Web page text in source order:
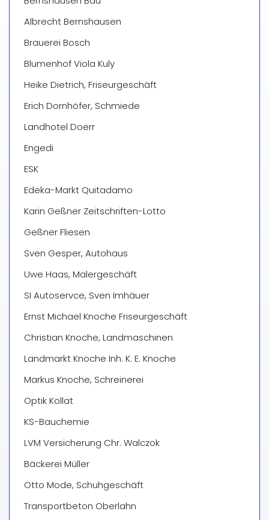
Albrecht Bernshausen
Brauerei Bosch
Blumenhof Viola Kuly
Heike Dietrich, Friseurgeschäft
Erich Dornhöfer, Schmiede
Landhotel Doerr
Engedi
ESK
Edeka-Markt Quitadamo
Karin Geßner Zeitschriften-Lotto
Geßner Fliesen
Sven Gesper, Autohaus
Uwe Haas, Malergeschäft
SI Autoservce, Sven Imhäuer
Ernst Michael Knoche Friseurgeschäft
Christian Knoche, Landmaschinen
Landmarkt Knoche Inh. K. E. Knoche
Markus Knoche, Schreinerei
Optik Kollat
KS-Bauchemie
LVM Versicherung Chr. Walczok
Bäckerei Müller
Otto Mode, Schuhgeschäft
Transportbeton Oberlahn